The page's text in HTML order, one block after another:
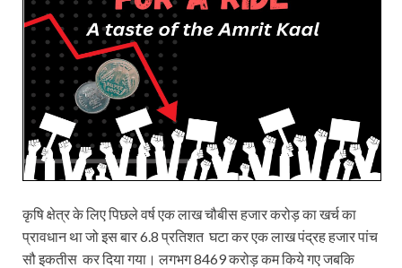
कृषि क्षेत्र के लिए पिछले वर्ष एक लाख चौबीस हजार करोड़ का खर्च का
प्रावधान था जो इस बार 6.8 प्रतिशत घटा कर एक लाख पंद्रह हजार पांच
सौ इकतीस कर दिया गया। लगभग 8469 करोड़ कम किये गए जबकि